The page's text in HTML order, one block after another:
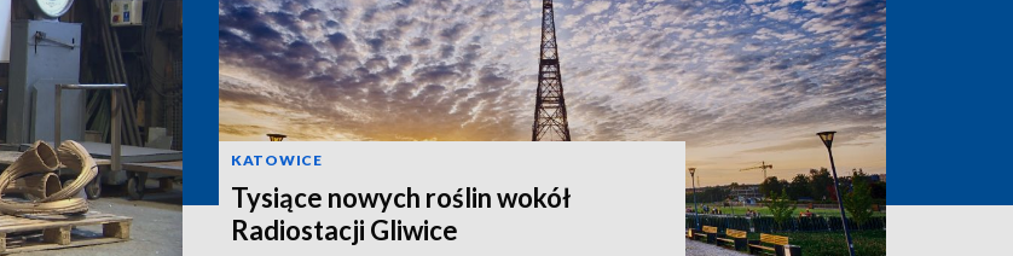
KATOWICE
Tysiące nowych roślin wokół
Radiostacji Gliwice